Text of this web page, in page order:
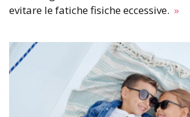
evitare le fatiche fisiche eccessive. »